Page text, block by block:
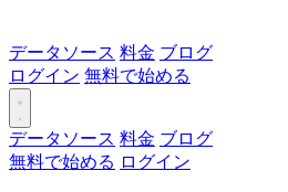
データソース 料金 ブログ
ログイン 無料で始める
データソース 料金 ブログ
無料で始める ログイン